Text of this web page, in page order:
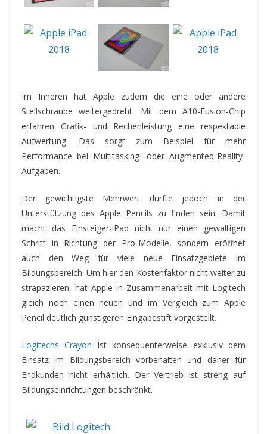
Im Inneren hat Apple zudem die eine oder andere
Stellschraube weitergedreht. Mit dem A10-Fusion-Chip
erfahren Grafik- und Rechenleistung eine respektable
Aufwertung. Das sorgt zum Beispiel für mehr
Performance bei Multitasking- oder Augmented-Reality-
Aufgaben.
Der gewichtigste Mehrwert dürfte jedoch in der
Unterstützung des Apple Pencils zu finden sein. Damit
macht das Einsteiger-iPad nicht nur einen gewaltigen
Schritt in Richtung der Pro-Modelle, sondern eröffnet
auch den Weg für viele neue Einsatzgebiete im
Bildungsbereich. Um hier den Kostenfaktor nicht weiter zu
strapazieren, hat Apple in Zusammenarbeit mit Logitech
gleich noch einen neuen und im Vergleich zum Apple
Pencil deutlich günstigeren Eingabestift vorgestellt.
Logitechs Crayon ist konsequenterweise exklusiv dem
Einsatz im Bildungsbereich vorbehalten und daher für
Endkunden nicht erhältlich. Der Vertrieb ist streng auf
Bildungseinrichtungen beschränkt.